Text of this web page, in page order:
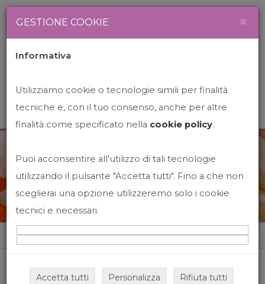
News&Events
Home News&events
GESTIONE COOKIE ×
Informativa
Utilizziamo cookie o tecnologie simili per finalità
tecniche e, con il tuo consenso, anche per altre
finalità come specificato nella cookie policy.
Puoi acconsentire all'utilizzo di tali tecnologie
utilizzando il pulsante "Accetta tutti". Fino a che non
sceglierai una opzione utilizzeremo solo i cookie
tecnici e necessari.
Accetta tutti Personalizza Rifiuta tutti